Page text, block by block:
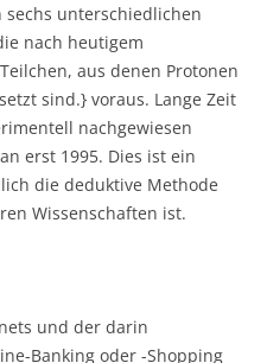
sechs unterschiedlichen
nach heutigem
aus denen Protonen
sind.} voraus. Lange Zeit
nachgewiesen
erst 1995. Dies ist ein
die deduktive Methode
Wissenschaften ist.
und der darin
Banking oder -Shopping